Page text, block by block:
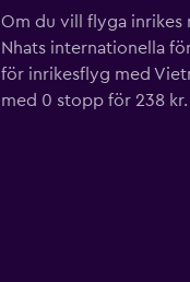
Om du vill flyga inrikes
Nhats internationella
för inrikesflyg med
med 0 stopp för 238 kr.